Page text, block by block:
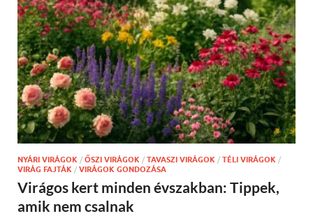
NYÁRI VIRÁGOK / ŐSZI VIRÁGOK / TAVASZI VIRÁGOK / TÉLI VIRÁGOK /
VIRÁG FAJTÁK / VIRÁGOK GONDOZÁSA
Virágos kert minden évszakban: Tippek,
amik nem csalnak